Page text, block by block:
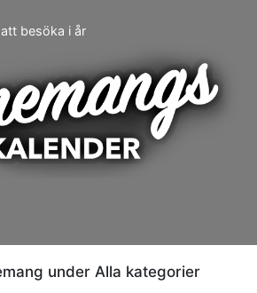
besöka i år
under Alla kategorier